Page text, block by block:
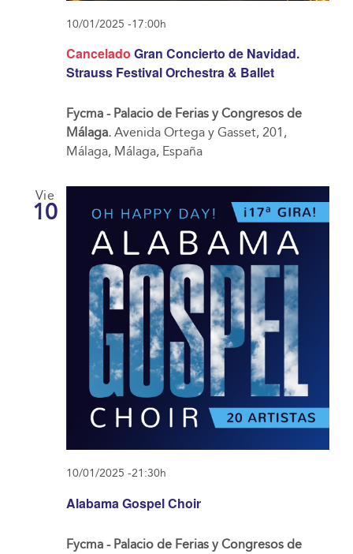
Cancelado Gran Concierto de Navidad.
Strauss Festival Orchestra & Ballet
10/01/2025 -17:00h
Fycma - Palacio de Ferias y Congresos de
Málaga. Avenida Ortega y Gasset, 201,
Málaga, Málaga, España
Vie
10
Alabama Gospel Choir
10/01/2025 -21:30h
Fycma - Palacio de Ferias y Congresos de